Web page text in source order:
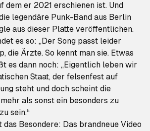
dem er 2021 erschienen ist. Und
legendäre Punk-Band aus Berlin
aus dieser Platte veröffentlichen.
es so: „Der Song passt leider
die Ärzte. So kennt man sie. Etwas
es dann noch: „Eigentlich leben wir
Staat, der felsenfest auf
steht und doch scheint die
als sonst ein besonders zu
sein.“
Besondere: Das brandneue Video